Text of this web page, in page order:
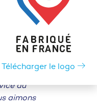
solutions
du
aimons
Télécharger le logo